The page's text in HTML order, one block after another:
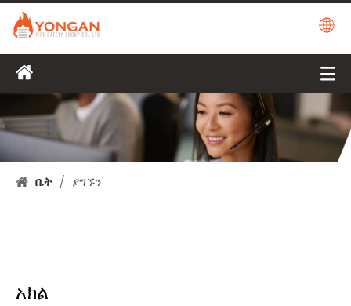
ቤት / ያግኙን
አክል